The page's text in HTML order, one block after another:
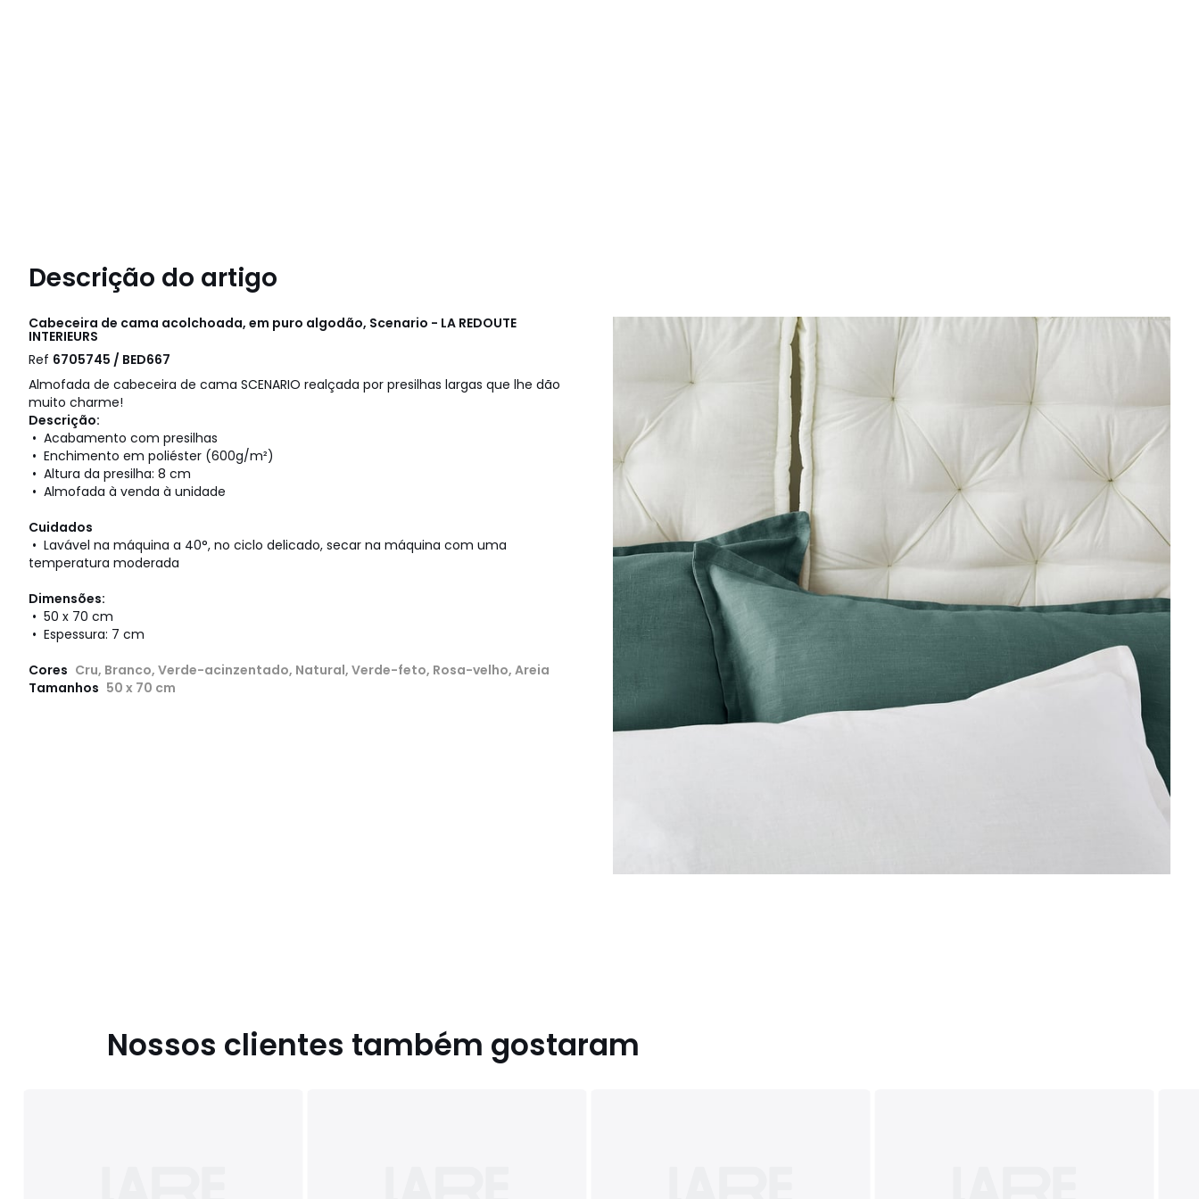
Descrição do artigo
Cabeceira de cama acolchoada, em puro algodão, Scenario - LA REDOUTE
INTERIEURS
Ref 6705745 / BED667
Almofada de cabeceira de cama SCENARIO realçada por presilhas largas que lhe dão
muito charme!
Descrição:
• Acabamento com presilhas
• Enchimento em poliéster (600g/m²)
• Altura da presilha: 8 cm
• Almofada à venda à unidade
Cuidados
• Lavável na máquina a 40°, no ciclo delicado, secar na máquina com uma
temperatura moderada
Dimensões:
• ‬‪50 x 70 cm
• Espessura: 7 cm
Cores Cru, Branco, Verde-acinzentado, Natural, Verde-feto, Rosa-velho, Areia
Tamanhos 50 x 70 cm
Nossos clientes também gostaram